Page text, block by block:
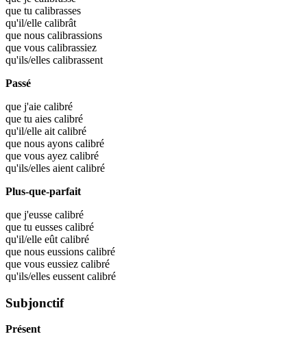
que tu calibrasses
qu'il/elle calibrât
que nous calibrassions
que vous calibrassiez
qu'ils/elles calibrassent
Passé
que j'aie calibré
que tu aies calibré
qu'il/elle ait calibré
que nous ayons calibré
que vous ayez calibré
qu'ils/elles aient calibré
Plus-que-parfait
que j'eusse calibré
que tu eusses calibré
qu'il/elle eût calibré
que nous eussions calibré
que vous eussiez calibré
qu'ils/elles eussent calibré
Subjonctif
Présent